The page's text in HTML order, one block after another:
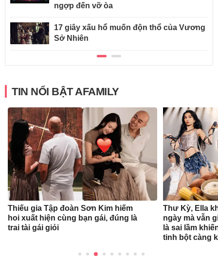
ngợp đến vỡ òa
17 giây xấu hổ muốn độn thổ của Vương
Sở Nhiên
TIN NỔI BẬT AFAMILY
Thiếu gia Tập đoàn Sơn Kim hiếm
hoi xuất hiện cùng bạn gái, đúng là
trai tài gái giỏi
Thư Kỳ, Ella
ngày mà vẫn
là sai lầm
tinh bột càng